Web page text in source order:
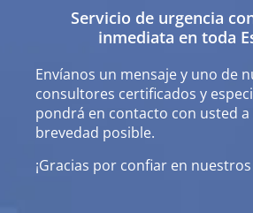
Servicio de urgencia
inmediata en toda
Envíanos un mensaje y uno de
consultores certificados y
pondrá en contacto con usted
brevedad posible.
¡Gracias por confiar en